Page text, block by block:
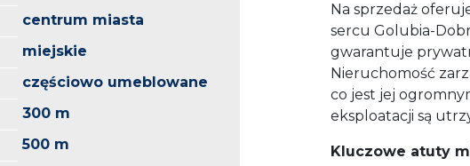
centrum miasta
miejskie
częściowo umeblowane
300 m
500 m
Na sprzedaż
sercu Golubia-
gwarantuje
Nieruchomość
co jest jej
eksploatacji są
Kluczowe atuty